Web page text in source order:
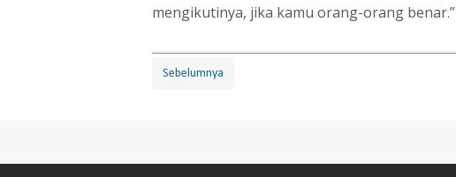
mengikutinya, jika kamu orang-orang benar.”
Sebelumnya